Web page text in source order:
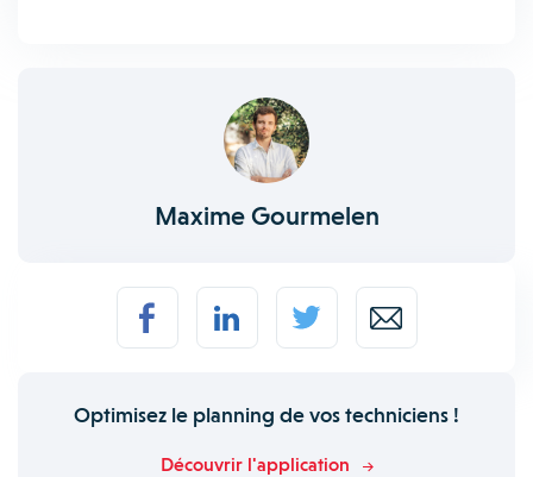
Maxime Gourmelen
Optimisez le planning de vos techniciens !
Découvrir l'application